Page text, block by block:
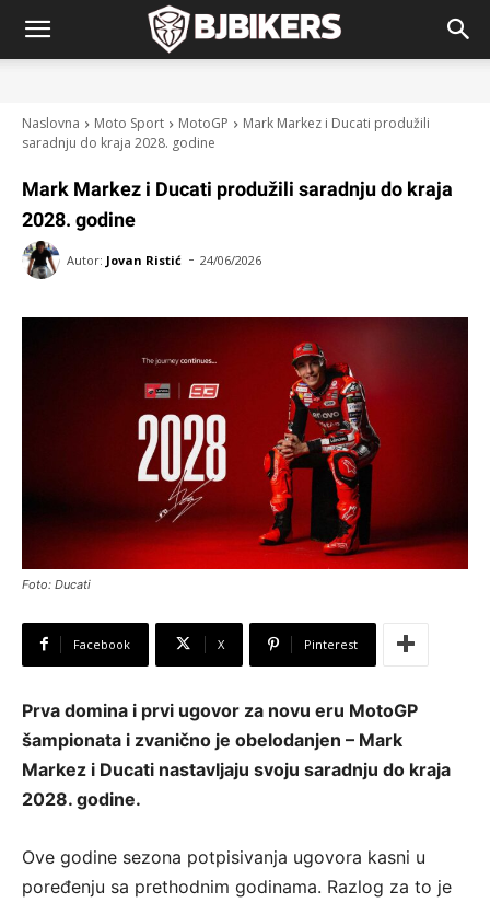
Naslovna Moto Sport MotoGP
Mark Markez i Ducati produžili
saradnju do kraja 2028. godine
Mark Markez i Ducati produžili saradnju do kraja
2028. godine
Autor: Jovan Ristić - 24/06/2026
Foto: Ducati
Facebook X Pinterest
Prva domina i prvi ugovor za novu eru MotoGP
šampionata i zvanično je obelodanjen – Mark
Markez i Ducati nastavljaju svoju saradnju do kraja
2028. godine.
Ove godine sezona potpisivanja ugovora kasni u
poređenju sa prethodnim godinama. Razlog za to je